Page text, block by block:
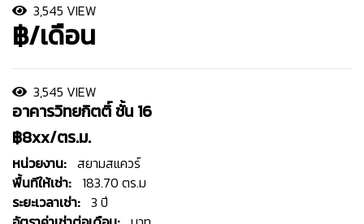
3,545 VIEW
฿/เดือน
3,545 VIEW
อาคารวิทยกิตติ์ ชั้น 16
฿8xx/ตร.ม.
หน่วยงาน: สยามสแควร์
พื้นทีให้เช่า:
183.70 ตร.ม
ระยะเวลาเช่า: 3 ปี